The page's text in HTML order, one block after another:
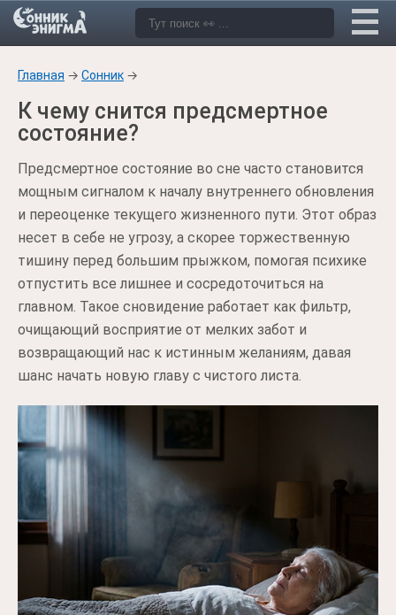
Главная → Сонник →
К чему снится предсмертное
состояние?
Предсмертное состояние во сне часто становится
мощным сигналом к началу внутреннего обновления
и переоценке текущего жизненного пути. Этот образ
несет в себе не угрозу, а скорее торжественную
тишину перед большим прыжком, помогая психике
отпустить все лишнее и сосредоточиться на
главном. Такое сновидение работает как фильтр,
очищающий восприятие от мелких забот и
возвращающий нас к истинным желаниям, давая
шанс начать новую главу с чистого листа.